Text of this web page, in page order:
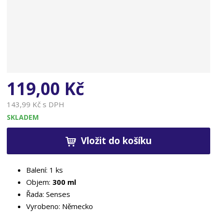
119,00 Kč
143,99 Kč s DPH
SKLADEM
Vložit do košíku
Balení: 1 ks
Objem: 300 ml
Řada: Senses
Vyrobeno: Německo